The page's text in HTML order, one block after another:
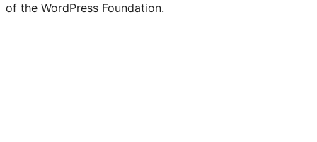
of the WordPress Foundation.